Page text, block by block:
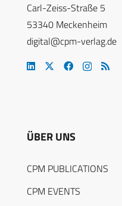
Carl-Zeiss-Straße 5
53340 Meckenheim
digital@cpm-verlag.de
ÜBER UNS
CPM PUBLICATIONS
CPM EVENTS